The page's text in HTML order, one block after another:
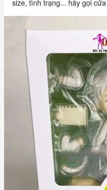
size, tình trạng... hãy gọi